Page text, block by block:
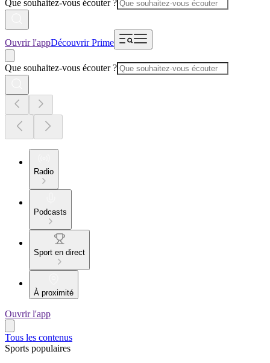
Que souhaitez-vous écouter ?
Ouvrir l'appDécouvrir Prime
Que souhaitez-vous écouter ?
Radio
Podcasts
Sport en direct
À proximité
Ouvrir l'app
Tous les contenus
Sports populaires